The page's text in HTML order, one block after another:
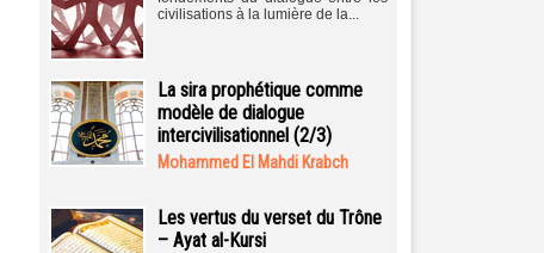
civilisations à la lumière de la...
La sira prophétique comme
modèle de dialogue
intercivilisationnel (2/3)
Mohammed El Mahdi Krabch
Les vertus du verset du Trône
– Ayat al-Kursi